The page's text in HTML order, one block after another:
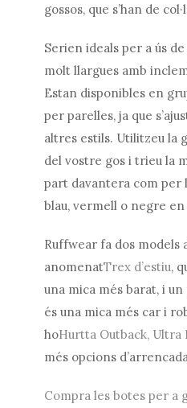
gossos, que s’han de
Serien ideals per a ús
molt llargues amb
Estan disponibles en
per parelles, ja que
altres estils. Utilitzeu la
del vostre gos i trieu la
part davantera com
blau, vermell o negre
Ruffwear fa dos models
anomenatTrex d’estiu,
una mica més barat, i un
és una mica més car i
hoHurtta Outback, Ultra
més opcions
Compra les botes per a